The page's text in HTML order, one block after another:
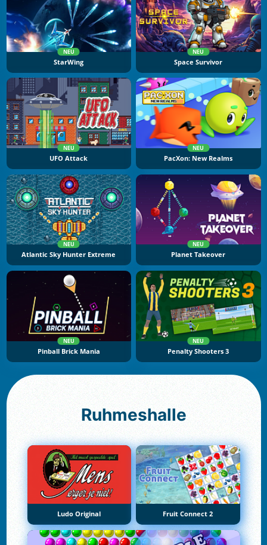
NEU
StarWing
NEU
Space Survivor
NEU
UFO Attack
NEU
PacXon: New Realms
NEU
Atlantic Sky Hunter Extreme
NEU
Planet Takeover
NEU
Pinball Brick Mania
NEU
Penalty Shooters 3
Ruhmeshalle
Ludo Original Fruit Connect 2